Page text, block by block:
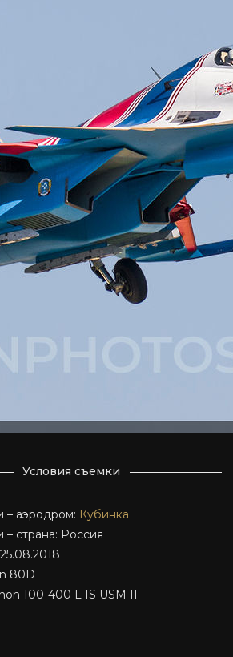
Условия съемки
– аэродром: Кубинка
– страна: Россия
80D
100-400 L IS USM II